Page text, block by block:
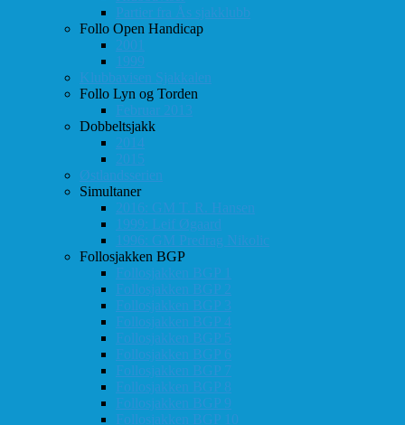
Partier fra Ås sjakklubb
Follo Open Handicap
2001
1999
Klubbavisen Sjakkalen
Follo Lyn og Torden
Februar 2013
Dobbeltsjakk
2014
2015
Østlandsserien
Simultaner
2016: GM T. R. Hansen
1999: Leif Øgaard
1996: GM Predrag Nikolic
Follosjakken BGP
Follosjakken BGP 1
Follosjakken BGP 2
Follosjakken BGP 3
Follosjakken BGP 4
Follosjakken BGP 5
Follosjakken BGP 6
Follosjakken BGP 7
Follosjakken BGP 8
Follosjakken BGP 9
Follosjakken BGP 10